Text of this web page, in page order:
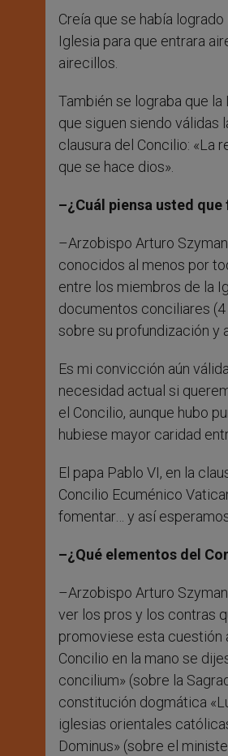
Creía que se había
Iglesia para que entrara
airecillos.
También se lograba que
que siguen siendo válidas
clausura del Concilio: «La
que se hace dios».
–¿Cuál piensa usted
–Arzobispo Arturo
conocidos al menos por
entre los miembros de la
documentos conciliares
sobre su profundización y
Es mi convicción aún
necesidad actual si
el Concilio, aunque hubo
hubiese mayor caridad
El papa Pablo VI, en la
Concilio Ecuménico
fomentar… y así
–¿Qué elementos del
–Arzobispo Arturo
ver los pros y los contras
promoviese esta cuestión
Concilio en la mano se
concilium» (sobre la
constitución dogmática
iglesias orientales
Dominus» (sobre el